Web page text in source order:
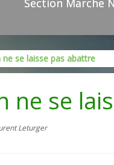
Section Marche
ne se laisse pas abattre
ne se
Leturger